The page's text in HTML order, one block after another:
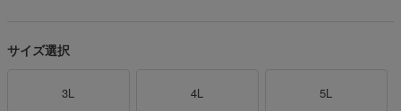
サイズ選択
3L 4L 5L